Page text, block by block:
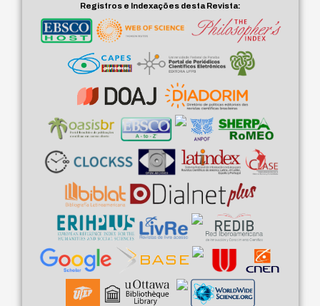
Registros e Indexações desta Revista: